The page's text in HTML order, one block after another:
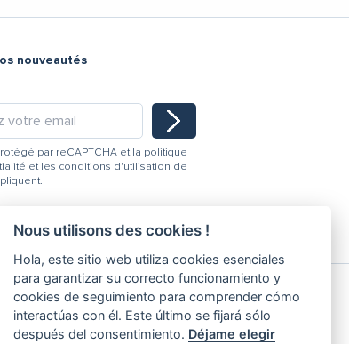
nouveautés
par reCAPTCHA et la politique
et les conditions d'utilisation de
Nous utilisons des cookies !
Hola, este sitio web utiliza cookies esenciales
para garantizar su correcto funcionamiento y
cookies de seguimiento para comprender cómo
interactúas con él. Este último se fijará sólo
después del consentimiento. Déjame elegir